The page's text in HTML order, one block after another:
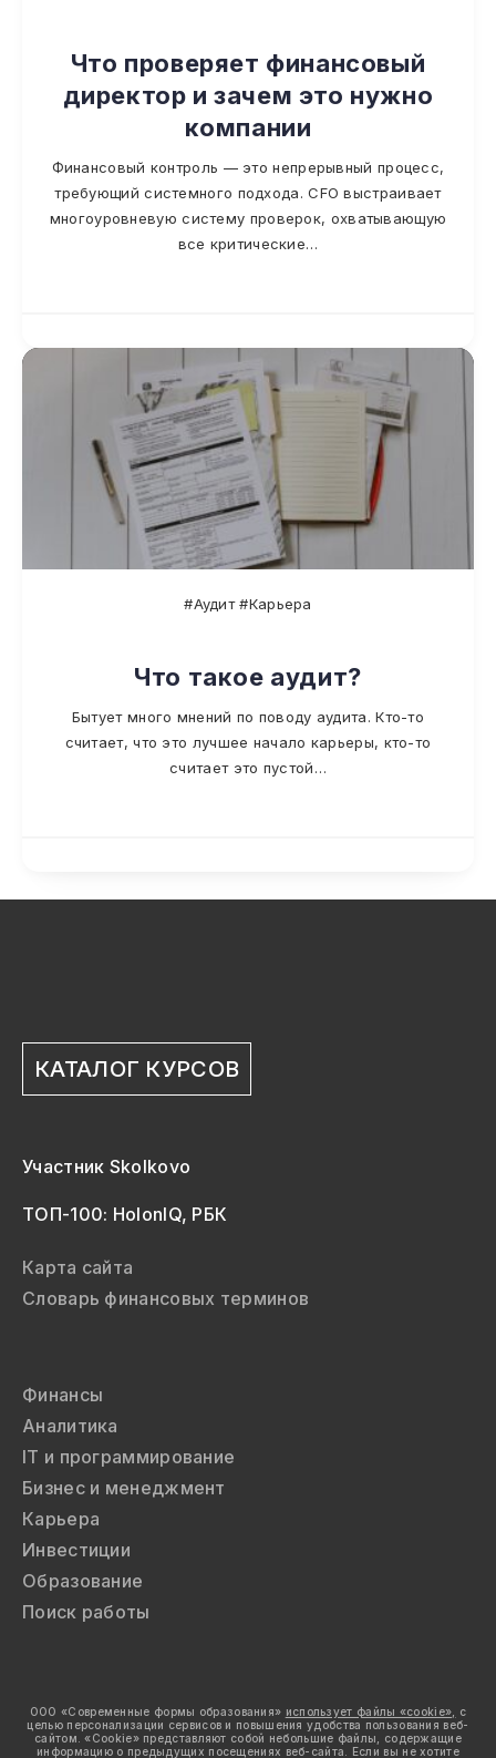
Что проверяет финансовый
директор и зачем это нужно
компании
Финансовый контроль — это непрерывный процесс,
требующий системного подхода. CFO выстраивает
многоуровневую систему проверок, охватывающую
все критические…
#Аудит #Карьера
Что такое аудит?
Бытует много мнений по поводу аудита. Кто-то
считает, что это лучшее начало карьеры, кто-то
считает это пустой…
КАТАЛОГ КУРСОВ
Участник Skolkovo
ТОП-100: HolonIQ, РБК
Карта сайта
Словарь финансовых терминов
Финансы
Аналитика
IT и программирование
Бизнес и менеджмент
Карьера
Инвестиции
Образование
Поиск работы
ООО «Современные формы образования» использует файлы «cookie»,
с
целью персонализации сервисов и повышения удобства пользования веб-
сайтом. «Cookie» представляют собой небольшие файлы, содержащие
информацию о предыдущих посещениях веб-сайта. Если вы не хотите